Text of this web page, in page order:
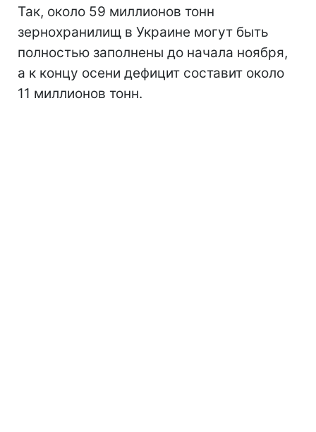
Так, около 59 миллионов тонн
зернохранилищ в Украине могут быть
полностью заполнены до начала ноября,
а к концу осени дефицит составит около
11 миллионов тонн.